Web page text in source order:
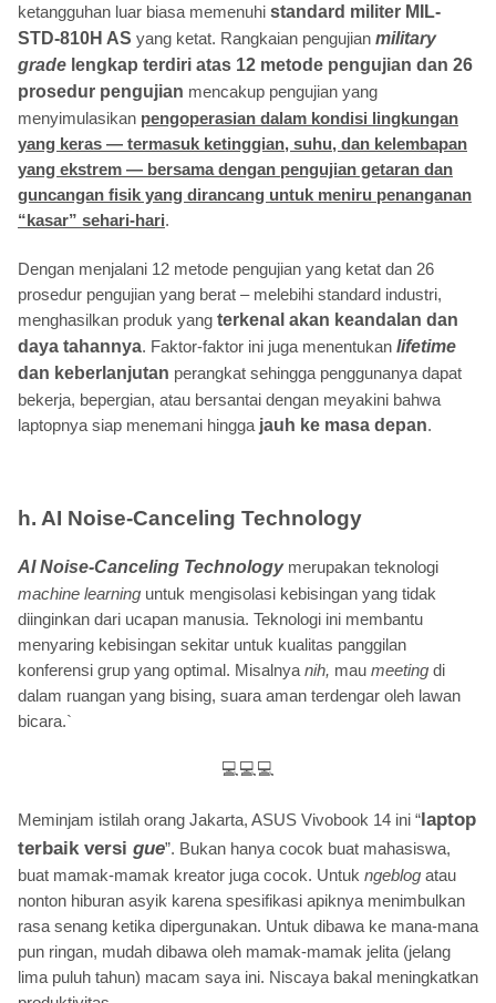
ketangguhan luar biasa memenuhi standard militer MIL-
STD-810H AS yang ketat. Rangkaian pengujian military
grade lengkap terdiri atas 12 metode pengujian dan 26
prosedur pengujian mencakup pengujian yang
menyimulasikan pengoperasian dalam kondisi lingkungan
yang keras — termasuk ketinggian, suhu, dan kelembapan
yang ekstrem — bersama dengan pengujian getaran dan
guncangan fisik yang dirancang untuk meniru penanganan
“kasar” sehari-hari.
Dengan menjalani 12 metode pengujian yang ketat dan 26
prosedur pengujian yang berat – melebihi standard industri,
menghasilkan produk yang terkenal akan keandalan dan
daya tahannya. Faktor-faktor ini juga menentukan lifetime
dan keberlanjutan perangkat sehingga penggunanya dapat
bekerja, bepergian, atau bersantai dengan meyakini bahwa
laptopnya siap menemani hingga jauh ke masa depan.
h. AI Noise-Canceling Technology
AI Noise-Canceling Technology merupakan teknologi
machine learning untuk mengisolasi kebisingan yang tidak
diinginkan dari ucapan manusia. Teknologi ini membantu
menyaring kebisingan sekitar untuk kualitas panggilan
konferensi grup yang optimal. Misalnya nih, mau meeting di
dalam ruangan yang bising, suara aman terdengar oleh lawan
bicara.`
💻💻💻
Meminjam istilah orang Jakarta, ASUS Vivobook 14 ini “laptop
terbaik versi gue”. Bukan hanya cocok buat mahasiswa,
buat mamak-mamak kreator juga cocok. Untuk ngeblog atau
nonton hiburan asyik karena spesifikasi apiknya menimbulkan
rasa senang ketika dipergunakan. Untuk dibawa ke mana-mana
pun ringan, mudah dibawa oleh mamak-mamak jelita (jelang
lima puluh tahun) macam saya ini. Niscaya bakal meningkatkan